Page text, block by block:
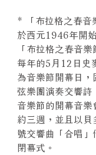
* 「布拉格之春音
於西元1946年開
「布拉格之春音
每年的5月12日史
為音樂節開幕日
弦樂團演奏交響
音樂節的開幕音
約三週，並且以
號交響曲「合唱
閉幕式。